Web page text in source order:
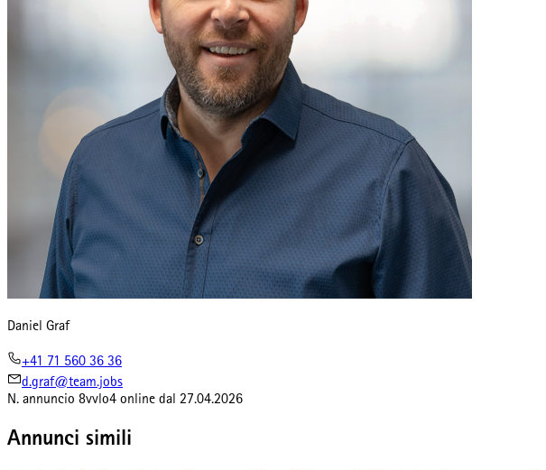
Daniel Graf
+41 71 560 36 36
d.graf@team.jobs
N. annuncio 8vvlo4 online dal 27.04.2026
Annunci simili